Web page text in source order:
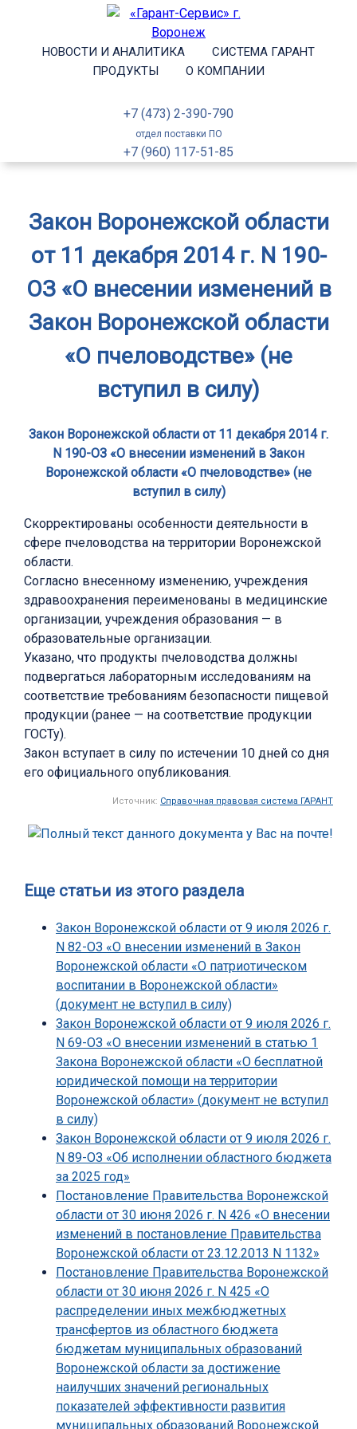
НОВОСТИ И АНАЛИТИКА
СИСТЕМА ГАРАНТ
ПРОДУКТЫ
О КОМПАНИИ
+7 (473) 2-390-790
отдел поставки ПО
+7 (960) 117-51-85
Закон Воронежской области
от 11 декабря 2014 г. N 190-
ОЗ «О внесении изменений в
Закон Воронежской области
«О пчеловодстве» (не
вступил в силу)
Закон Воронежской области от 11 декабря 2014 г.
N 190-ОЗ «О внесении изменений в Закон
Воронежской области «О пчеловодстве» (не
вступил в силу)
Скорректированы особенности деятельности в
сфере пчеловодства на территории Воронежской
области.
Согласно внесенному изменению, учреждения
здравоохранения переименованы в медицинские
организации, учреждения образования — в
образовательные организации.
Указано, что продукты пчеловодства должны
подвергаться лабораторным исследованиям на
соответствие требованиям безопасности пищевой
продукции (ранее — на соответствие продукции
ГОСТу).
Закон вступает в силу по истечении 10 дней со дня
его официального опубликования.
Источник: Справочная правовая система ГАРАНТ
Еще статьи из этого раздела
Закон Воронежской области от 9 июля 2026 г.
N 82-ОЗ «О внесении изменений в Закон
Воронежской области «О патриотическом
воспитании в Воронежской области»
(документ не вступил в силу)
Закон Воронежской области от 9 июля 2026 г.
N 69-ОЗ «О внесении изменений в статью 1
Закона Воронежской области «О бесплатной
юридической помощи на территории
Воронежской области» (документ не вступил
в силу)
Закон Воронежской области от 9 июля 2026 г.
N 89-ОЗ «Об исполнении областного бюджета
за 2025 год»
Постановление Правительства Воронежской
области от 30 июня 2026 г. N 426 «О внесении
изменений в постановление Правительства
Воронежской области от 23.12.2013 N 1132»
Постановление Правительства Воронежской
области от 30 июня 2026 г. N 425 «О
распределении иных межбюджетных
трансфертов из областного бюджета
бюджетам муниципальных образований
Воронежской области за достижение
наилучших значений региональных
показателей эффективности развития
муниципальных образований Воронежской